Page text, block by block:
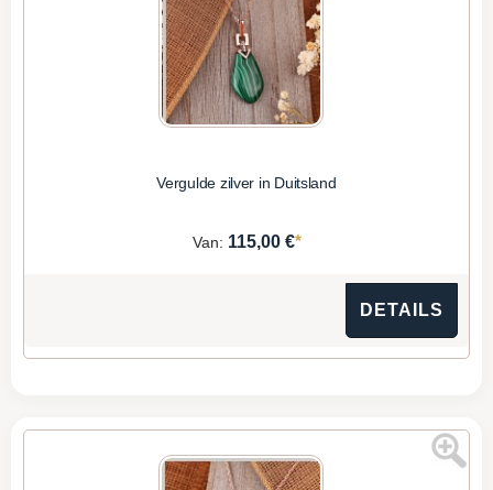
Vergulde zilver in Duitsland
Van: 115,00 €*
DETAILS